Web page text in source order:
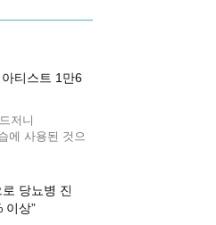
티스트 1만6
저니
에 사용된 것으
당뇨병 진
이상”